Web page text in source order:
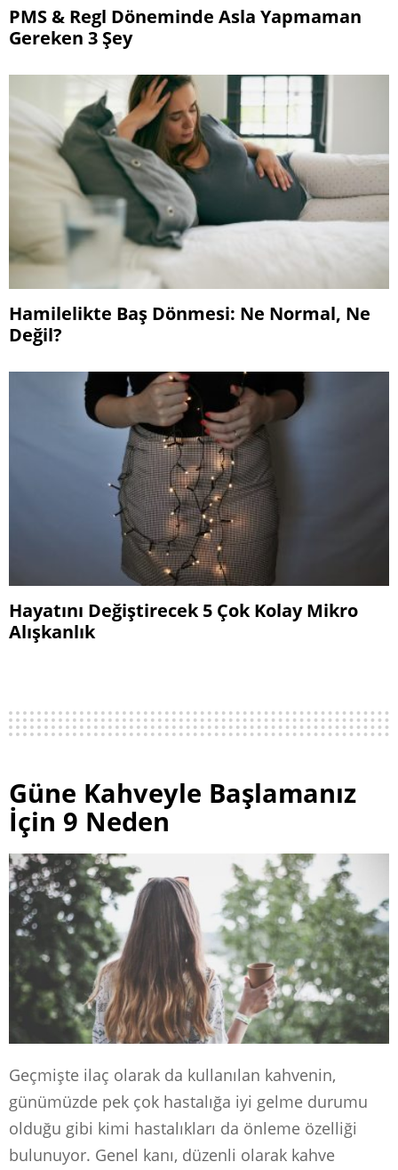
PMS & Regl Döneminde Asla Yapmaman
Gereken 3 Şey
Hamilelikte Baş Dönmesi: Ne Normal, Ne
Değil?
Hayatını Değiştirecek 5 Çok Kolay Mikro
Alışkanlık
Güne Kahveyle Başlamanız
İçin 9 Neden
Geçmişte ilaç olarak da kullanılan kahvenin,
günümüzde pek çok hastalığa iyi gelme durumu
olduğu gibi kimi hastalıkları da önleme özelliği
bulunuyor. Genel kanı, düzenli olarak kahve